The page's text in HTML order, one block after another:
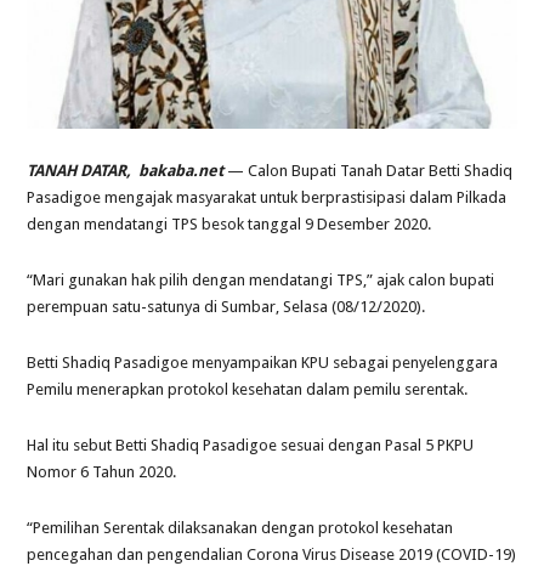
TANAH DATAR, bakaba.net— Calon Bupati Tanah Datar Betti Shadiq
Pasadigoe mengajak masyarakat untuk berprastisipasi dalam Pilkada
dengan mendatangi TPS besok tanggal 9 Desember 2020.
“Mari gunakan hak pilih dengan mendatangi TPS,” ajak calon bupati
perempuan satu-satunya di Sumbar, Selasa (08/12/2020).
Betti Shadiq Pasadigoe menyampaikan KPU sebagai penyelenggara
Pemilu menerapkan protokol kesehatan dalam pemilu serentak.
Hal itu sebut Betti Shadiq Pasadigoe sesuai dengan Pasal 5 PKPU
Nomor 6 Tahun 2020.
“Pemilihan Serentak dilaksanakan dengan protokol kesehatan
pencegahan dan pengendalian Corona Virus Disease 2019 (COVID-19)